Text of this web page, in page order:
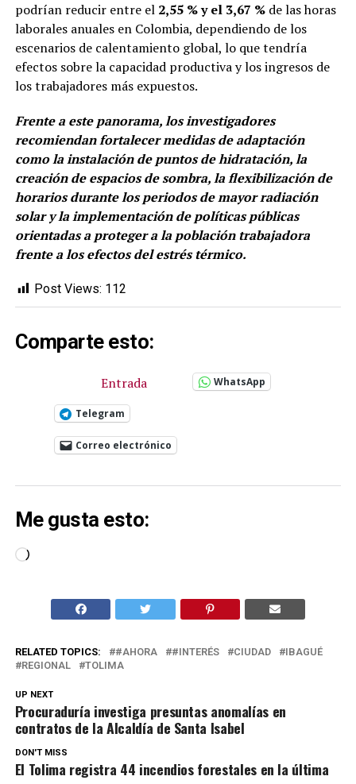
podrían reducir entre el 2,55 % y el 3,67 %de las horas
laborales anuales en Colombia, dependiendo de los
escenarios de calentamiento global, lo que tendría
efectos sobre la capacidad productiva y los ingresos de
los trabajadores más expuestos.
Frente a este panorama, los investigadores
recomiendan fortalecer medidas de adaptación
como la instalación de puntos de hidratación, la
creación de espacios de sombra, la flexibilización de
horarios durante los periodos de mayor radiación
solar y la implementación de políticas públicas
orientadas a proteger a la población trabajadora
frente a los efectos del estrés térmico.
Post Views: 112
Comparte esto:
Entrada WhatsApp
Telegram
Correo electrónico
Me gusta esto:
Cargando...
RELATED TOPICS: #AHORA #INTERÉS CIUDAD
IBAGUÉ
REGIONAL
TOLIMA
UP NEXT
Procuraduría investiga presuntas anomalías en
contratos de la Alcaldía de Santa Isabel
DON'T MISS
El Tolima registra 44 incendios forestales en la última